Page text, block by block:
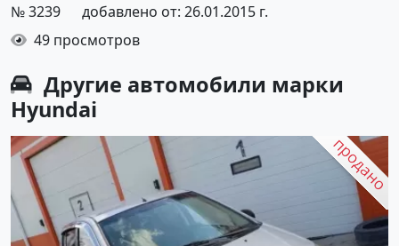
№ 3239
добавлено от: 26.01.2015 г.
49 просмотров
Другие автомобили марки
Hyundai